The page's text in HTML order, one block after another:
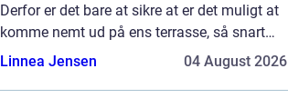
Derfor er det bare at sikre at er det muligt at
komme nemt ud på ens terrasse, så snart
vejret er til det. Derfor kan du med fordel
Linnea Jensen 04 August 2026